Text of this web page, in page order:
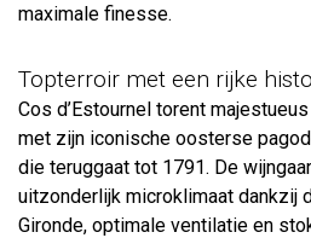
maximale finesse.
Topterroir met een rijke
Cos d’Estournel torent
met zijn iconische oosterse
die teruggaat tot 1791. De
uitzonderlijk microklimaat dankzij
Gironde, optimale ventilatie en